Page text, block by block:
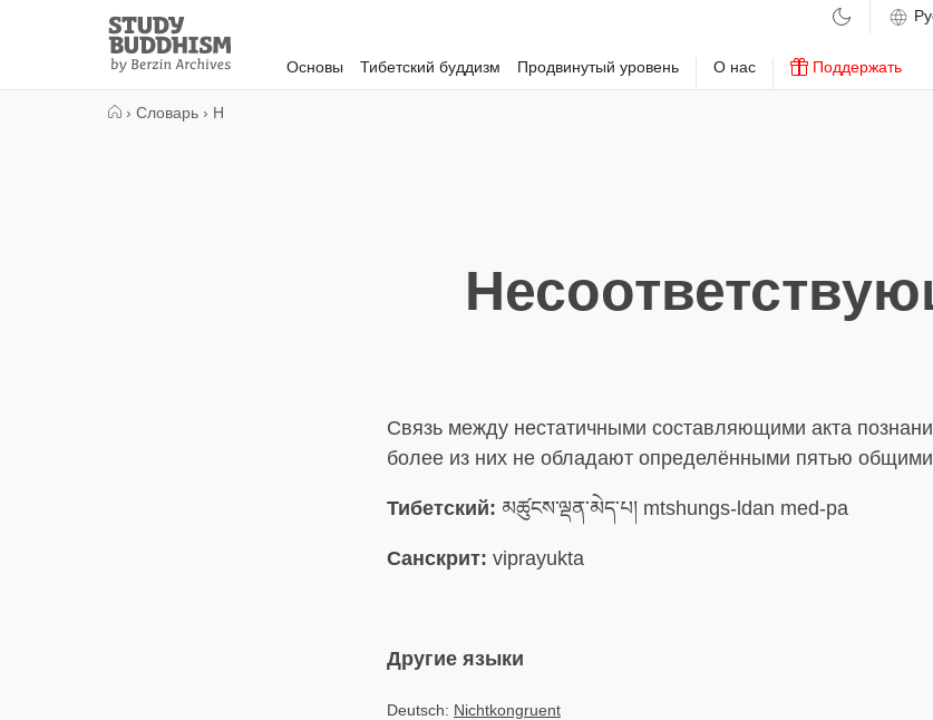
Study
Buddhism
Home
Основы Тибетский буддизм Продвинутый уровень О нас Поддержать
› Словарь › Н
Связь между нестатичными составляющими акта
более из них не обладают определёнными пятью
Тибетский: མཚུངས་ལྡན་མེད་པ། mtshungs-ldan med-pa
Санскрит: viprayukta
Другие языки
Deutsch: Nichtkongruent